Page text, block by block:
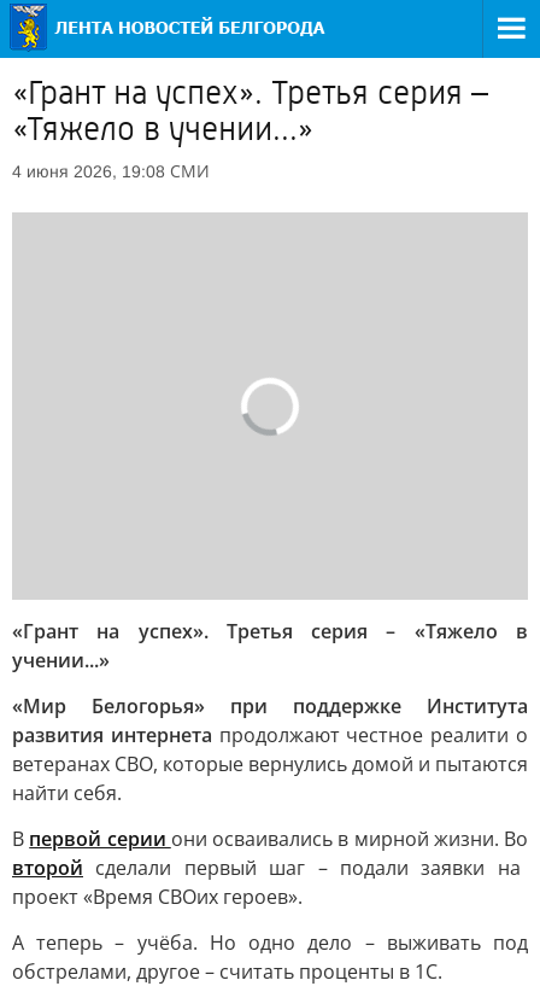
«Грант на успех». Третья серия –
«Тяжело в учении...»
4 июня 2026, 19:08 СМИ
«Грант на успех». Третья серия – «Тяжело в
учении...»
«Мир Белогорья» при поддержке Института
развития интернета продолжают честное реалити о
ветеранах СВО, которые вернулись домой и пытаются
найти себя.
В первой серии они осваивались в мирной жизни. Во
второй сделали первый шаг – подали заявки на
проект «Время СВОих героев».
А теперь – учёба. Но одно дело – выживать под
обстрелами, другое – считать проценты в 1С.